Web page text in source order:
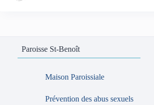
Paroisse St-Benoît
Maison Paroissiale
Prévention des abus sexuels